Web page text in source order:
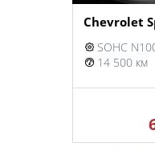
Chevrolet
SOHC
14 500 км